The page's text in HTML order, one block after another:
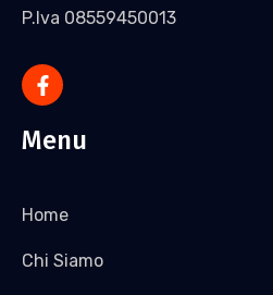
P.Iva 08559450013
Menu
Home
Chi Siamo